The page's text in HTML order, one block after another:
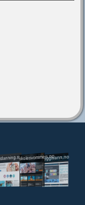
skolesvommen.notryggivann.no